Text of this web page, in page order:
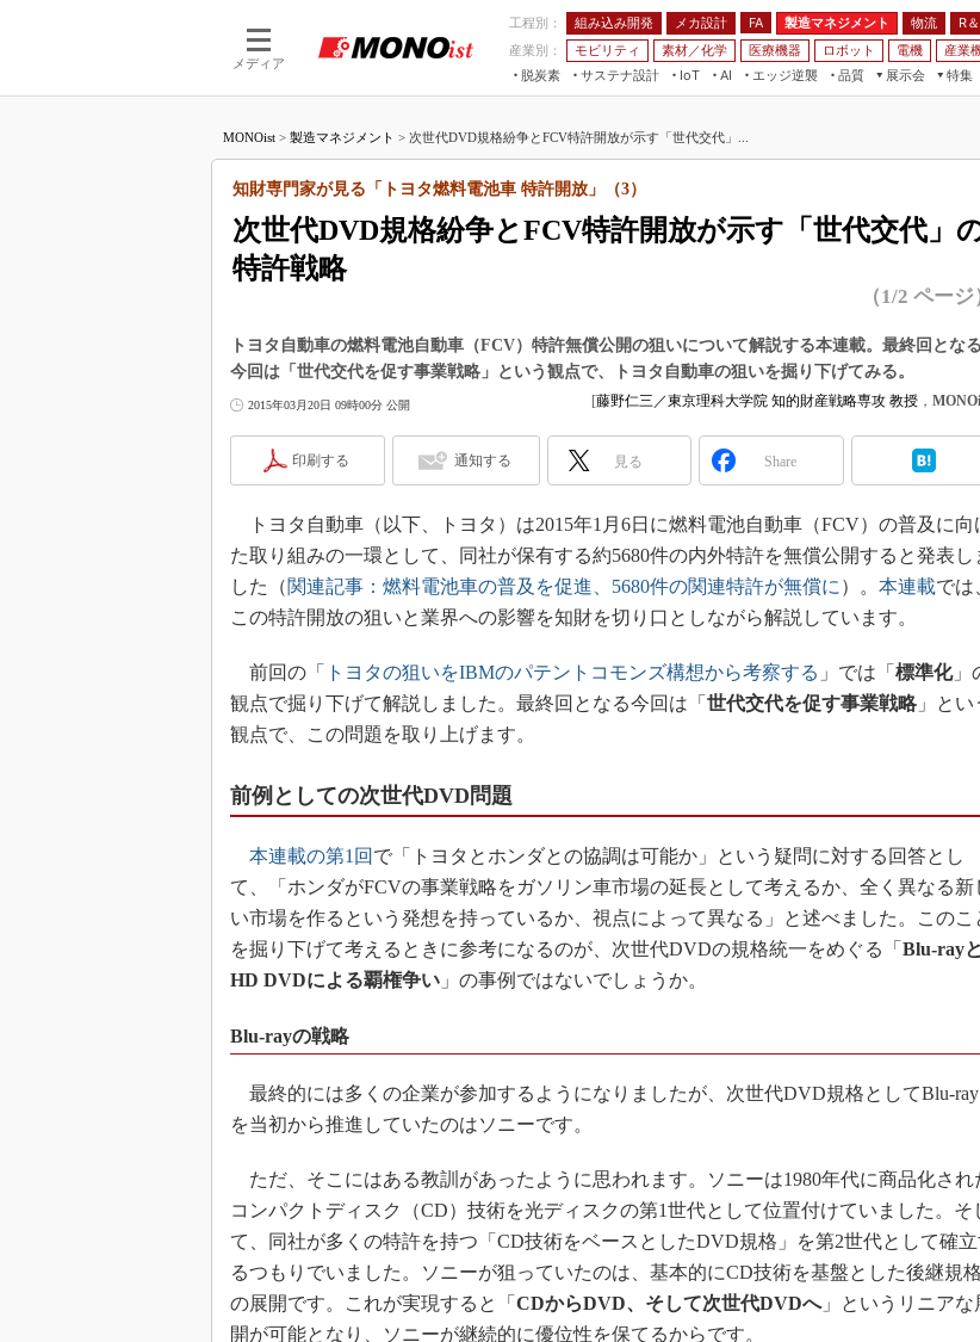
メディア
工程別： 組み込み開発 メカ設計 FA 製造マネジメント 物流 R
産業別：
モビリティ 素材／化学 医療機器 ロボット 電機 産業
脱炭素
サステナ設計
IoT
つながる工場
つながるサービス
AI
AI×設備保全
Physical AI
エッジ逆襲 品質
展示会
JIMTOF
IIFES
TECHNO-FRONTIER
人テク展
スマート工場EXPO
日本ものづくりワールド
AUTOMOTIVE WORLD
産業オープンネット展
特集
つながるクルマ
VR／AR
フィールドサービス
組み込みモデリング
Windows Embedded
車載ソフト開発
ISO26262
デジタルツインとCAE
S＆OP
イノベーション
グローバル設計・開発
制御セキュリティ
モビリティ
MONOist > 製造マネジメント > 次世代DVD規格紛争とFCV特許開放が示す「世代交代」...
次世代DVD規格紛争とFCV特許開放が示す「世代交代」
特許戦略
知財専門家が見る「トヨタ燃料電池車 特許開放」（3）
（1/2 ページ
トヨタ自動車の燃料電池自動車（FCV）特許無償公開の狙いについて解説する本連載。最終回となる
今回は「世代交代を促す事業戦略」という観点で、トヨタ自動車の狙いを掘り下げてみる。
2015年03月20日 09時00分 公開 [藤野仁三／東京理科大学院 知的財産戦略専攻 教授 ，
印刷する 通知する 見る Share
トヨタ自動車（以下、トヨタ）は2015年1月6日に燃料電池自動車（FCV）の普及に向
た取り組みの一環として、同社が保有する約5680件の内外特許を無償公開すると発表し
した（関連記事：燃料電池車の普及を促進、5680件の関連特許が無償に ）。 本連載では
この特許開放の狙いと業界への影響を知財を切り口としながら解説しています。
前回の「 トヨタの狙いをIBMのパテントコモンズ構想から考察する 」では「 標準化」
観点で掘り下げて解説しました。最終回となる今回は「 世代交代を促す事業戦略」とい
観点で、この問題を取り上げます。
前例としての次世代DVD問題
本連載の第1回 で「トヨタとホンダとの協調は可能か」という疑問に対する回答とし
て、「ホンダがFCVの事業戦略をガソリン車市場の延長として考えるか、全く異なる新
い市場を作るという発想を持っているか、視点によって異なる」と述べました。このこ
を掘り下げて考えるときに参考になるのが、次世代DVDの規格統一をめぐる「 Blu-rayと
HD DVDによる覇権争い 」の事例ではないでしょうか。
Blu-rayの戦略
最終的には多くの企業が参加するようになりましたが、次世代DVD規格としてBlu-ray
を当初から推進していたのはソニーです。
ただ、そこにはある教訓があったように思われます。ソニーは1980年代に商品化され
コンパクトディスク（CD）技術を光ディスクの第1世代として位置付けていました。そ
て、同社が多くの特許を持つ「CD技術をベースとしたDVD規格」を第2世代として確立
るつもりでいました。ソニーが狙っていたのは、基本的にCD技術を基盤とした後継規格
の展開です。これが実現すると「 CDからDVD、そして次世代DVDへ」というリニアな
開が可能となり、ソニーが継続的に優位性を保てるからです。